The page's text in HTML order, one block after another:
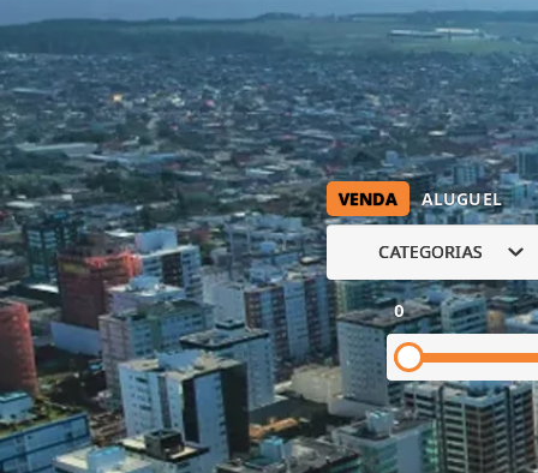
VENDA ALUGUEL
CATEGORIAS
0